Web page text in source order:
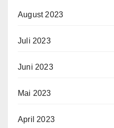
August 2023
Juli 2023
Juni 2023
Mai 2023
April 2023